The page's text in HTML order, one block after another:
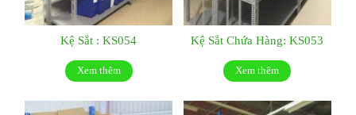
Kệ Sắt : KS054
Xem thêm
Kệ Sắt Chứa Hàng: KS053
Xem thêm